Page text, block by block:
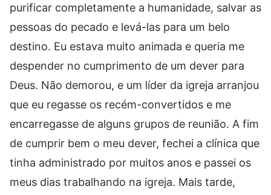
purificar completamente a humanidade, salvar as
pessoas do pecado e levá-las para um belo
destino. Eu estava muito animada e queria me
despender no cumprimento de um dever para
Deus. Não demorou, e um líder da igreja arranjou
que eu regasse os recém-convertidos e me
encarregasse de alguns grupos de reunião. A fim
de cumprir bem o meu dever, fechei a clínica que
tinha administrado por muitos anos e passei os
meus dias trabalhando na igreja. Mais tarde,